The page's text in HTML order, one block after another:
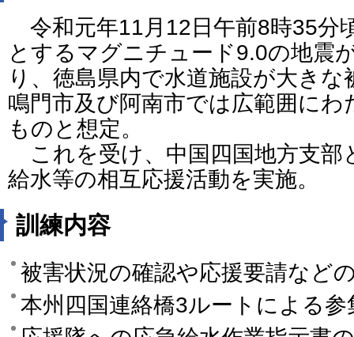
令和元年11月12日午前8時35分
とするマグニチュード9.0の地震
り、徳島県内で水道施設が大き
鳴門市及び阿南市では広範囲に
ものと想定。
これを受け、中国四国地方支部
給水等の相互応援活動を実施。
訓練内容
被害状況の確認や応援要請など
本州四国連絡橋3ルートによる